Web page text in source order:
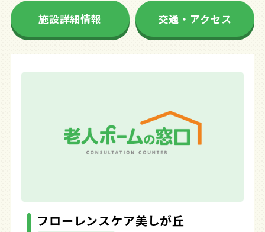
施設詳細情報 交通・アクセス
フローレンスケア美しが丘